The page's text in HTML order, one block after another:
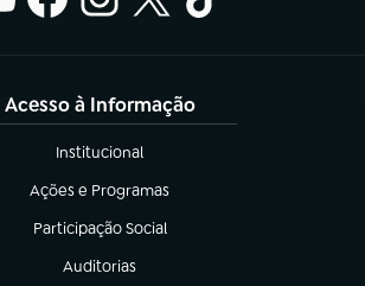
Acesso à Informação
Institucional
(abre em nova aba)
Ações e Programas
(abre em nova aba)
Participação Social
(abre em nova aba)
Auditorias
(abre em nova aba)